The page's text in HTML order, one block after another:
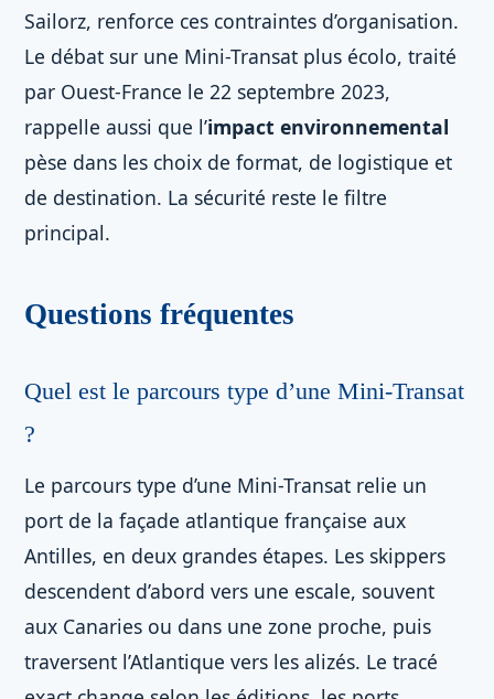
Sailorz, renforce ces contraintes d’organisation.
Le débat sur une Mini-Transat plus écolo, traité
par Ouest-France le 22 septembre 2023,
rappelle aussi que l’impact environnemental
pèse dans les choix de format, de logistique et
de destination. La sécurité reste le filtre
principal.
Questions fréquentes
Quel est le parcours type d’une Mini-Transat
?
Le parcours type d’une Mini-Transat relie un
port de la façade atlantique française aux
Antilles, en deux grandes étapes. Les skippers
descendent d’abord vers une escale, souvent
aux Canaries ou dans une zone proche, puis
traversent l’Atlantique vers les alizés. Le tracé